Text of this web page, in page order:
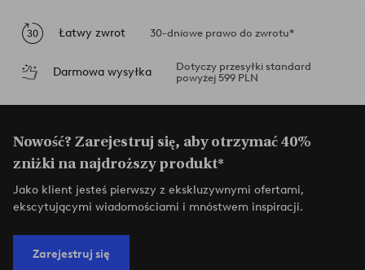
Łatwy zwrot 30-dniowe prawo do zwrotu*
Darmowa wysyłka
Dotyczy przesyłki standard
powyżej 599 PLN
Nowość? Zarejestruj się, aby otrzymać 40%
zniżki na najdroższy produkt*
Jako klient jesteś pierwszy z ekskluzywnymi ofertami,
ekscytującymi wiadomościami i mnóstwem inspiracji.
Zarejestruj się